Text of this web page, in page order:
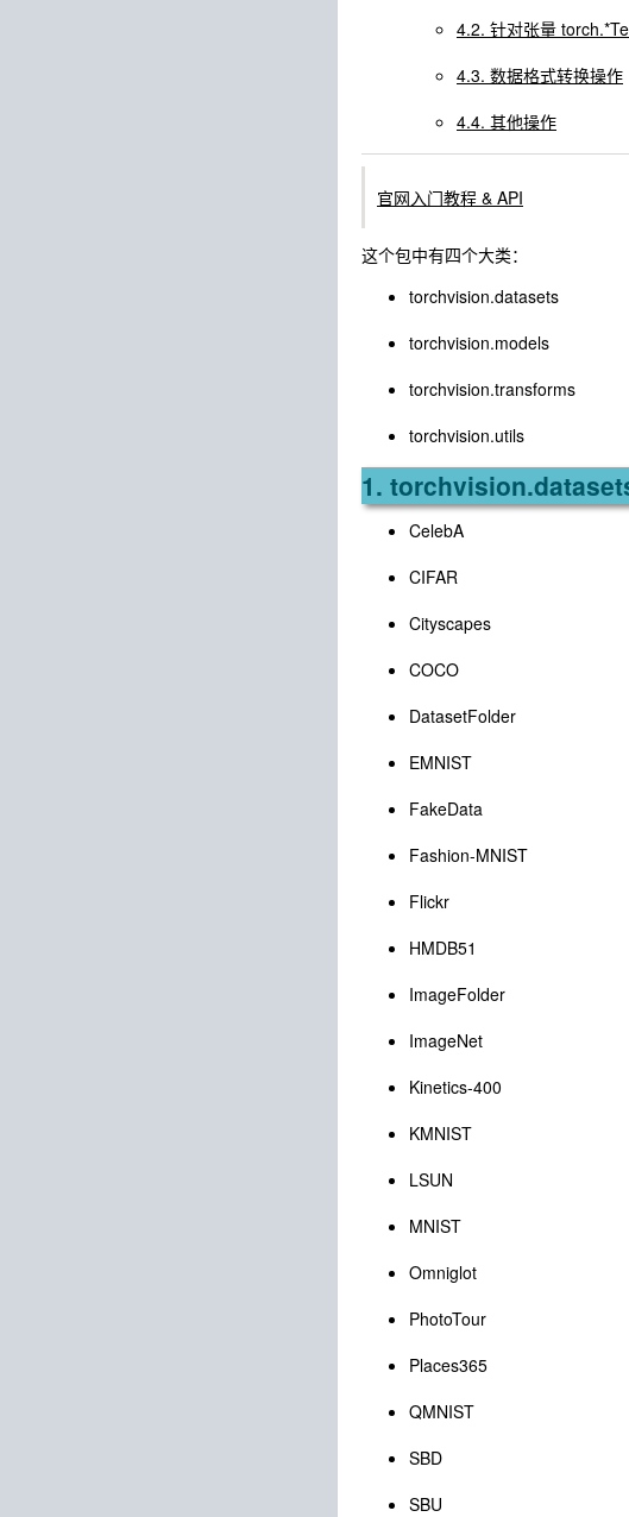
4.2. 针对张量
4.3. 数据格式转换操作
4.4. 其他操作
官网入门教程 & API
这个包中有四个大类：
torchvision.datasets
torchvision.models
torchvision.transforms
torchvision.utils
1.
CelebA
CIFAR
Cityscapes
COCO
DatasetFolder
EMNIST
FakeData
Fashion-MNIST
Flickr
HMDB51
ImageFolder
ImageNet
Kinetics-400
KMNIST
LSUN
MNIST
Omniglot
PhotoTour
Places365
QMNIST
SBD
SBU